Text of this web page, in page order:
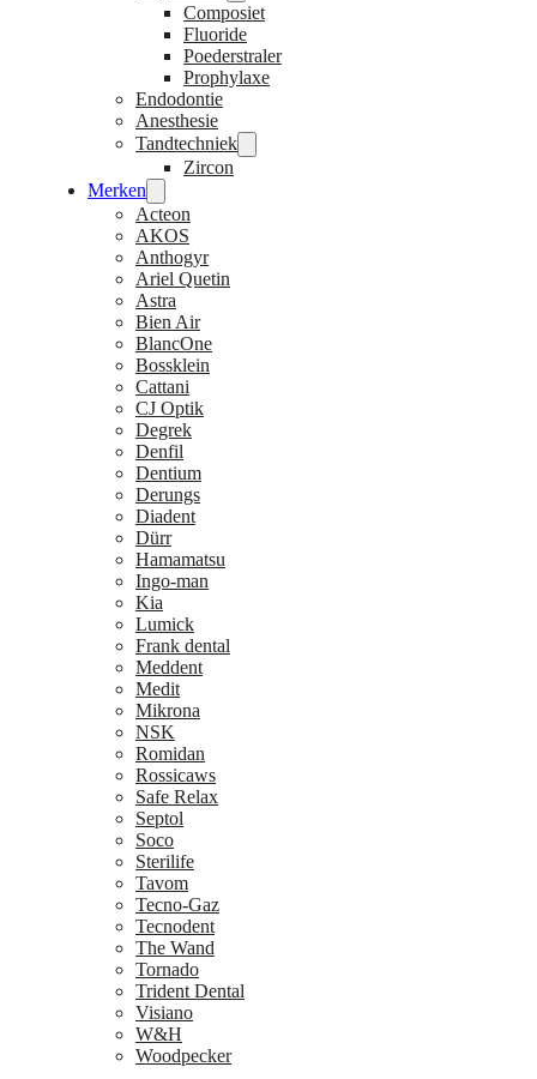
Composiet
Fluoride
Poederstraler
Prophylaxe
Endodontie
Anesthesie
Tandtechniek
Zircon
Merken
Acteon
AKOS
Anthogyr
Ariel Quetin
Astra
Bien Air
BlancOne
Bossklein
Cattani
CJ Optik
Degrek
Denfil
Dentium
Derungs
Diadent
Dürr
Hamamatsu
Ingo-man
Kia
Lumick
Frank dental
Meddent
Medit
Mikrona
NSK
Romidan
Rossicaws
Safe Relax
Septol
Soco
Sterilife
Tavom
Tecno-Gaz
Tecnodent
The Wand
Tornado
Trident Dental
Visiano
W&H
Woodpecker